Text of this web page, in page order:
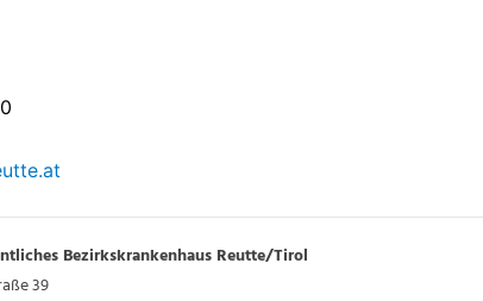
Bezirkskrankenhaus Reutte/Tirol
39